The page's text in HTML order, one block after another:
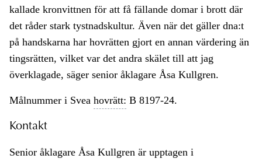
kallade kronvittnen för att få fällande domar i brott där
det råder stark tystnadskultur. Även när det gäller dna:t
på handskarna har hovrätten gjort en annan värdering än
tingsrätten, vilket var det andra skälet till att jag
överklagade, säger senior åklagare Åsa Kullgren.
Målnummer i Svea hovrätt: B 8197-24.
Kontakt
Senior åklagare Åsa Kullgren är upptagen i